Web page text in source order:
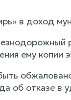
в доход
ему копии
об отказе в